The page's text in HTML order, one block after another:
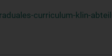
curriculum-klin-